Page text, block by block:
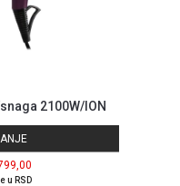
2100W/ION
u RSD